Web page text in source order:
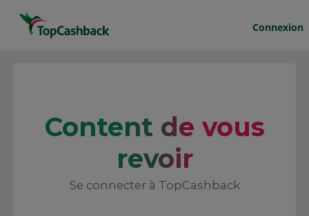
Connexion
Content de vous
revoir
Se connecter à TopCashback